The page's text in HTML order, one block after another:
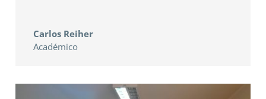
Carlos Reiher
Académico